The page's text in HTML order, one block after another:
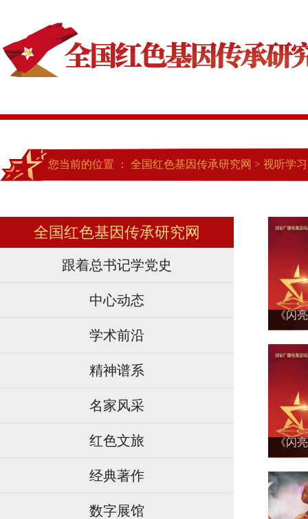
您当前的位置 ： 全国红色基因传承研究网 > 视听学习
全国红色基因传承研究网
跟着总书记学党史
中心动态
学术前沿
精神谱系
名家风采
红色文旅
经典著作
数字展馆
《闪
《闪